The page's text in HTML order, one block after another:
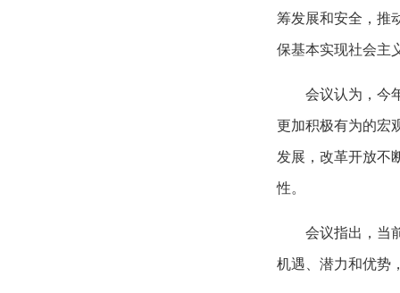
筹发展和安全，推
保基本实现社会主
会议认为，今
更加积极有为的宏
发展，改革开放不
性。
会议指出，当
机遇、潜力和优势